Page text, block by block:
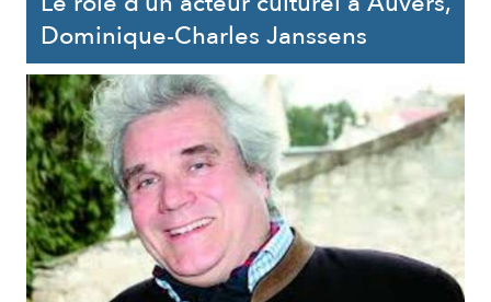
Dominique-Charles Janssens